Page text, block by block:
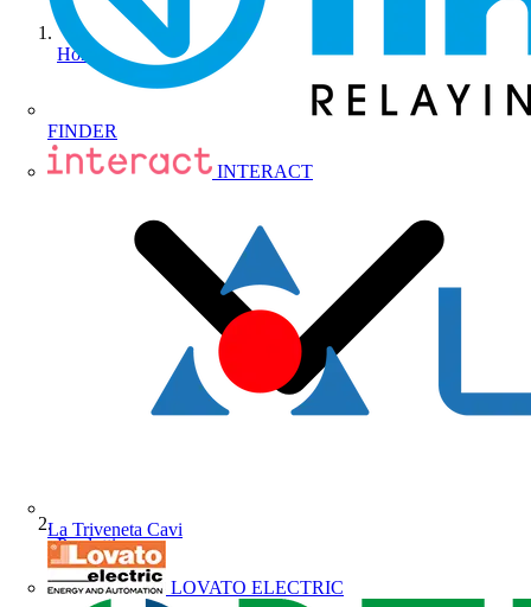
FINDER
INTERACT
La Triveneta Cavi
LOVATO ELECTRIC
Home
Prodotti